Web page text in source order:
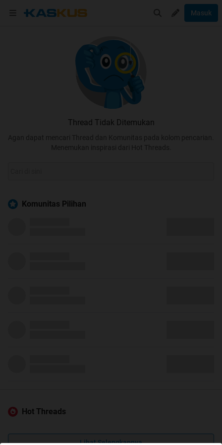
Masuk
Thread Tidak Ditemukan
Agan dapat mencari Thread dan Komunitas pada kolom pencarian.
Menemukan inspirasi dari Hot Threads.
Komunitas Pilihan
Hot Threads
Lihat Selengkapnya